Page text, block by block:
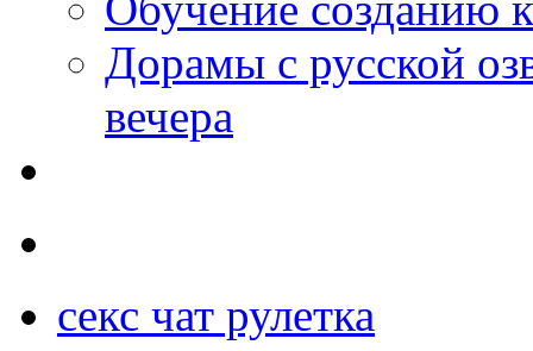
Дорамы с русской
вечера
секс чат рулетка